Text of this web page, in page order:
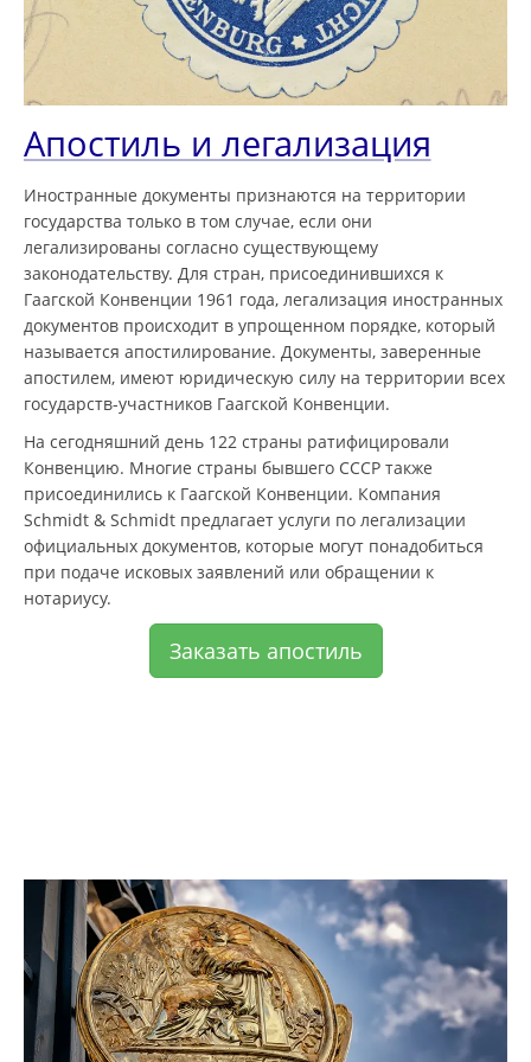
Апостиль и легализация
Иностранные документы признаются на территории
государства только в том случае, если они
легализированы согласно существующему
законодательству. Для стран, присоединившихся к
Гаагской Конвенции 1961 года, легализация иностранных
документов происходит в упрощенном порядке, который
называется апостилирование. Документы, заверенные
апостилем, имеют юридическую силу на территории всех
государств-участников Гаагской Конвенции.
На сегодняшний день 122 страны ратифицировали
Конвенцию. Многие страны бывшего СССР также
присоединились к Гаагской Конвенции. Компания
Schmidt & Schmidt предлагает услуги по легализации
официальных документов, которые могут понадобиться
при подаче исковых заявлений или обращении к
нотариусу.
Заказать апостиль